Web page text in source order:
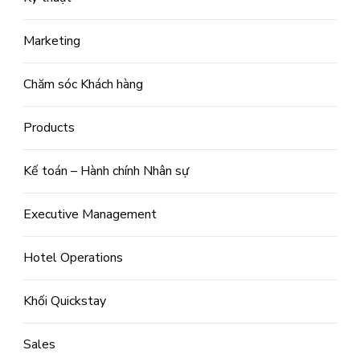
Marketing
Chăm sóc Khách hàng
Products
Kế toán – Hành chính Nhân sự
Executive Management
Hotel Operations
Khối Quickstay
Sales